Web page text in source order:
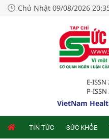
Chủ Nhật 09/08/2026
E-
P-
VietNam
TIN TỨC SỨC KHỎE